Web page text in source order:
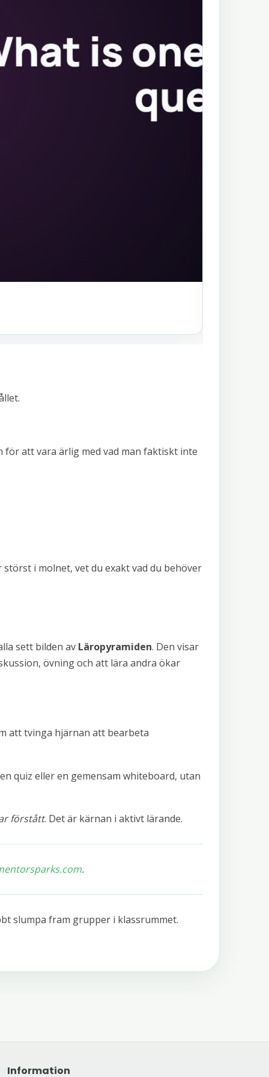
för att vara ärlig med vad man faktiskt inte
i molnet, vet du exakt vad du behöver
sett bilden av Läropyramiden. Den visar
övning och att lära andra ökar
att tvinga hjärnan att bearbeta
quiz eller en gemensam whiteboard, utan
förstått. Det är kärnan i aktivt lärande.
.
slumpa fram grupper i klassrummet.
Information